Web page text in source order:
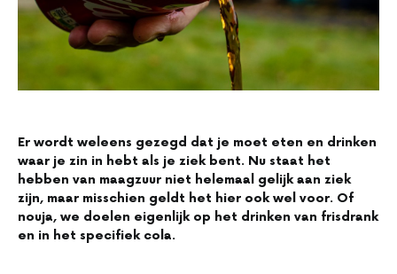
Er wordt weleens gezegd dat je moet eten en drinken
waar je zin in hebt als je ziek bent. Nu staat het
hebben van maagzuur niet helemaal gelijk aan ziek
zijn, maar misschien geldt het hier ook wel voor. Of
nouja, we doelen eigenlijk op het drinken van frisdrank
en in het specifiek cola.